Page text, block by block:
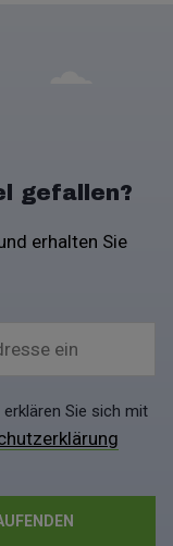
gefallen?
erhalten Sie
ein
Sie sich mit